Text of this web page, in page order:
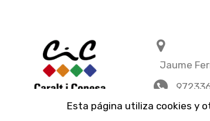
Jaume
Esta página utiliza cookies y